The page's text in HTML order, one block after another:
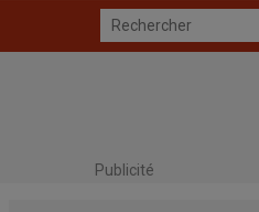
Publicité